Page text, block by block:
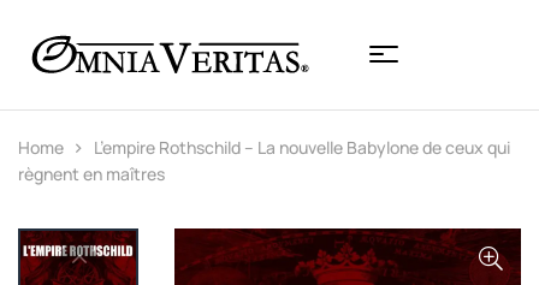
Home
L’empire Rothschild – La nouvelle Babylone de ceux qui
règnent en maîtres